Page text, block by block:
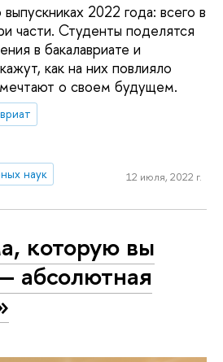
2022 года: всего в
части. Студенты поделятся
в бакалавриате и
как на них повлияло
о своем будущем.
наук
12 июля, 2022 г.
которую вы
абсолютная